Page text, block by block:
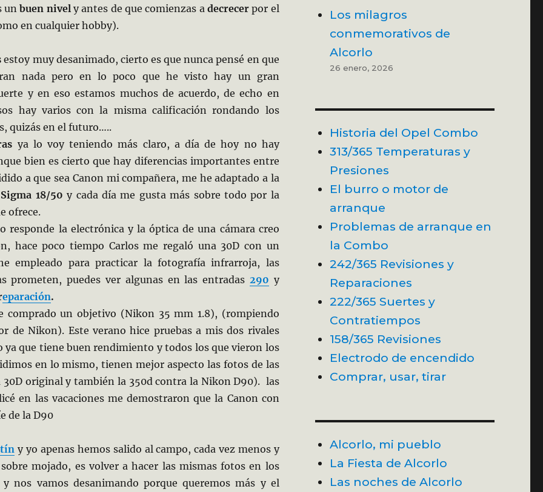
unbuen nively antes de que comienzas adecrecer por el
en cualquier hobby).
estoy muy desanimado, cierto es que nunca pensé en que
nada pero en lo poco que he visto hay un gran
y en eso estamos muchos de acuerdo, de echo en
hay varios con la misma calificación rondando los
quizás en el futuro…..
ya lo voy teniendo más claro, a día de hoy no hay
bien es cierto que hay diferencias importantes entre
a que sea Canon mi compañera, me he adaptado a la
18/50 y cada día me gusta más sobre todo por la
ofrece.
responde la electrónica y la óptica de una cámara creo
hace poco tiempo Carlos me regaló una 30D con un
empleado para practicar la fotografía infrarroja, las
prometen, puedes ver algunas en las entradas 290 y
eparación.
comprado un objetivo (Nikon 35 mm 1.8), (rompiendo
de Nikon). Este verano hice pruebas a mis dos rivales
ya que tiene buen rendimiento y todos los que vieron los
en lo mismo, tienen mejor aspecto las fotos de las
30D original y también la 350d contra la Nikon D90). las
en las vacaciones me demostraron que la Canon con
de la D90
y yo apenas hemos salido al campo, cada vez menos y
mojado, es volver a hacer las mismas fotos en los
y nos vamos desanimando porque queremos más y el
Los milagros
conmemorativos de
Alcorlo
26 enero, 2026
Historia del Opel Combo
313/365 Temperaturas y
Presiones
El burro o motor de
arranque
Problemas de arranque en
la Combo
242/365 Revisiones y
Reparaciones
222/365 Suertes y
Contratiempos
158/365 Revisiones
Electrodo de encendido
Comprar, usar, tirar
Alcorlo, mi pueblo
La Fiesta de Alcorlo
Las noches de Alcorlo